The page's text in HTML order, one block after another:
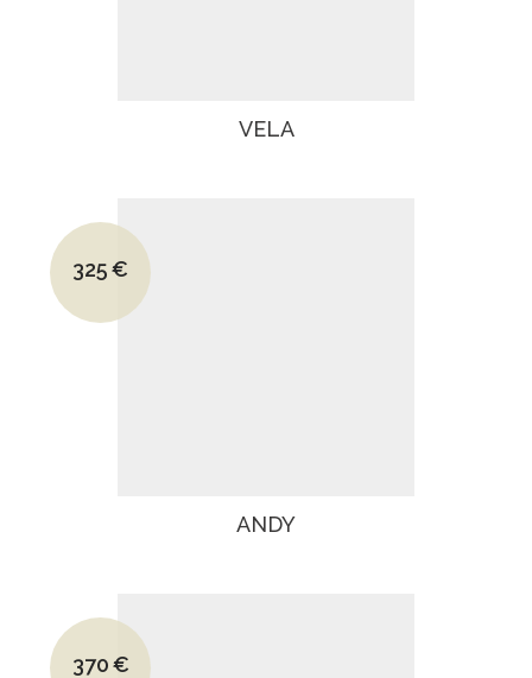
VELA
Le prix initial était : 480€.
325€
Le prix actuel est : 325€.
ANDY
Le prix initial était : 530€.
370€